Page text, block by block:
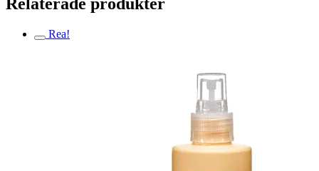
Relaterade produkter
Rea!